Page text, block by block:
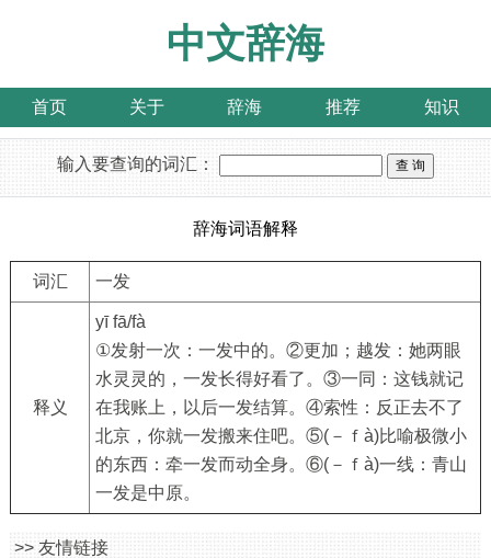
中文辞海
首页 关于 辞海 推荐 知识
输入要查询的词汇：
辞海词语解释
词汇 一发
释义
yī fā/fà
①发射一次：一发中的。②更加；越发：她两眼
水灵灵的，一发长得好看了。③一同：这钱就记
在我账上，以后一发结算。④索性：反正去不了
北京，你就一发搬来住吧。⑤(－ｆà)比喻极微小
的东西：牵一发而动全身。⑥(－ｆà)一线：青山
一发是中原。
>> 友情链接